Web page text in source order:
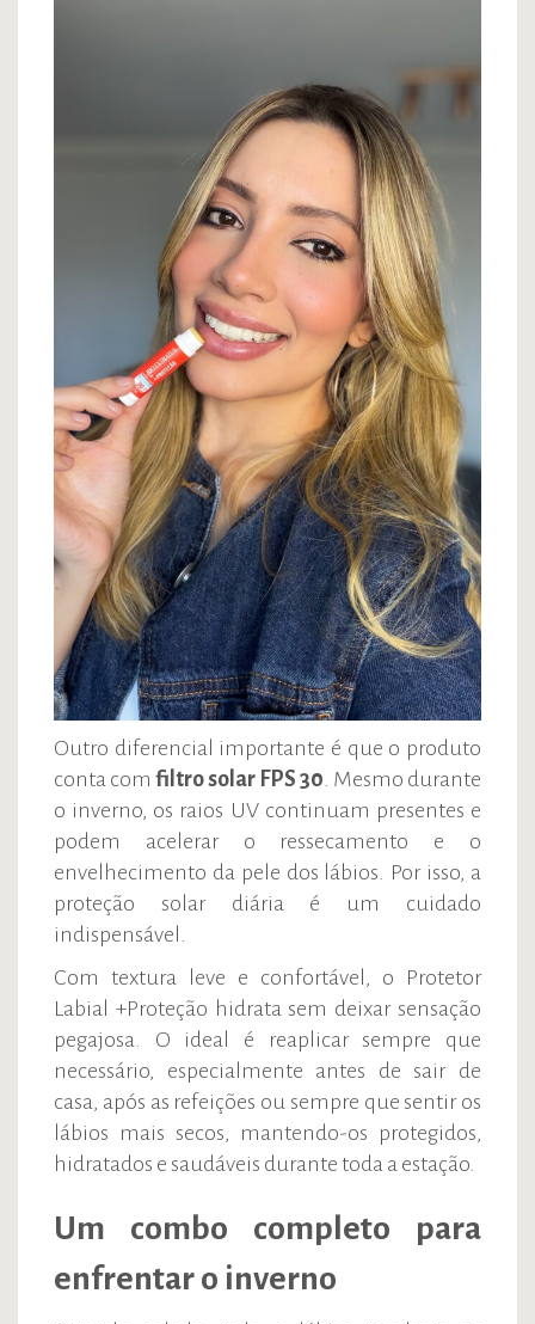
Outro diferencial importante é que o produto
conta com filtro solar FPS 30. Mesmo durante
o inverno, os raios UV continuam presentes e
podem acelerar o ressecamento e o
envelhecimento da pele dos lábios. Por isso, a
proteção solar diária é um cuidado
indispensável.
Com textura leve e confortável, o Protetor
Labial +Proteção hidrata sem deixar sensação
pegajosa. O ideal é reaplicar sempre que
necessário, especialmente antes de sair de
casa, após as refeições ou sempre que sentir os
lábios mais secos, mantendo-os protegidos,
hidratados e saudáveis durante toda a estação.
Um combo completo para
enfrentar o inverno